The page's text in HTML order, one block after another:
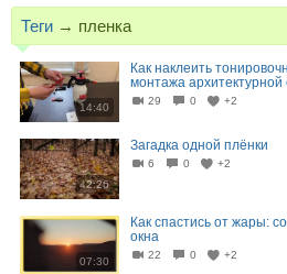
Теги → пленка
14:40
Как наклеить
монтажа
29 0 +2
42:26
Загадка одной плёнки
6 0 +2
07:30
Как спастись от жары:
окна
22 0 +2